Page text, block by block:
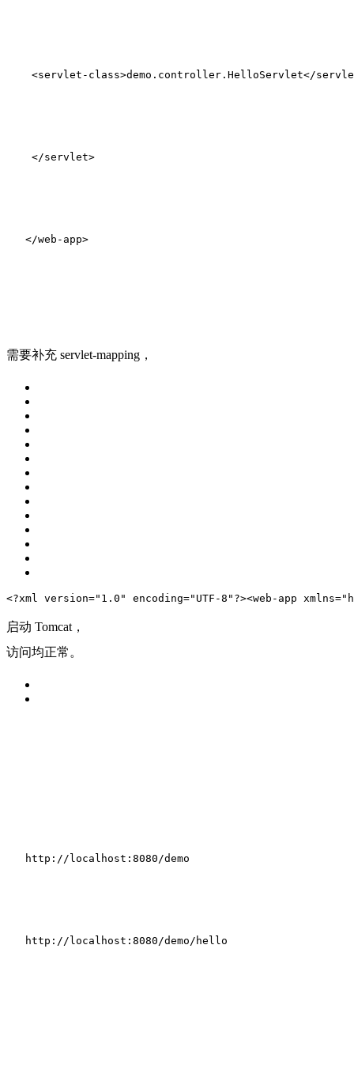
<servlet-class>demo.controller.HelloServlet</
</servlet>
</web-app>
需要补充 servlet-mapping，
<?xml version="1.0" encoding="UTF-8"?><web-app xmlns=
启动 Tomcat，
访问均正常。
http: //localhost:8080/demo
http: //localhost:8080/demo/hello